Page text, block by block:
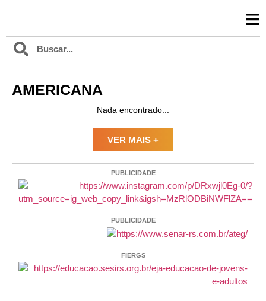
AMERICANA
Nada encontrado...
VER MAIS +
PUBLICIDADE
PUBLICIDADE
FIERGS